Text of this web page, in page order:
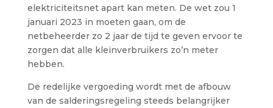
elektriciteitsnet apart kan meten. De wet zou 1
januari 2023 in moeten gaan, om de
netbeheerder zo 2 jaar de tijd te geven ervoor te
zorgen dat alle kleinverbruikers zo’n meter
hebben.
De redelijke vergoeding wordt met de afbouw
van de salderingsregeling steeds belangrijker